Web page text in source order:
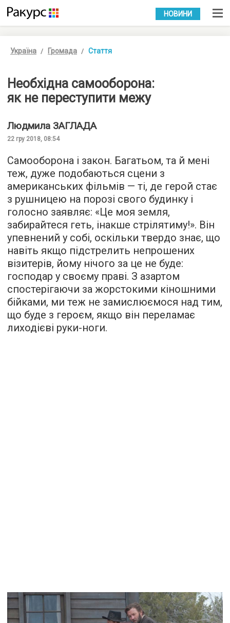
УКР РУС
НОВИНИ
Україна Громада Стаття
Необхідна самооборона:
як не переступити межу
Людмила ЗАГЛАДА
22 гру 2018, 08:54
Самооборона і закон. Багатьом, та й мені
теж, дуже подобаються сцени з
американських фільмів — ті, де герой стає
з рушницею на порозі свого будинку і
голосно заявляє: «Це моя земля,
забирайтеся геть, інакше стрілятиму!». Він
упевнений у собі, оскільки твердо знає, що
навіть якщо підстрелить непрошених
візитерів, йому нічого за це не буде:
господар у своєму праві. З азартом
спостерігаючи за жорстокими кіношними
бійками, ми теж не замислюємося над тим,
що буде з героєм, якщо він переламає
лиходієві руки-ноги.